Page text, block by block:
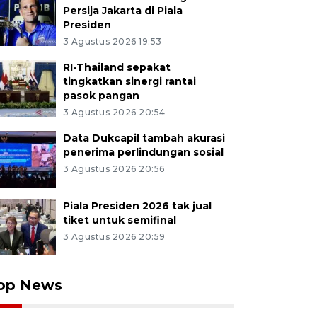
Persija Jakarta di Piala
Presiden
3 Agustus 2026 19:53
RI-Thailand sepakat
tingkatkan sinergi rantai
pasok pangan
3 Agustus 2026 20:54
Data Dukcapil tambah akurasi
penerima perlindungan sosial
3 Agustus 2026 20:56
Piala Presiden 2026 tak jual
tiket untuk semifinal
3 Agustus 2026 20:59
News